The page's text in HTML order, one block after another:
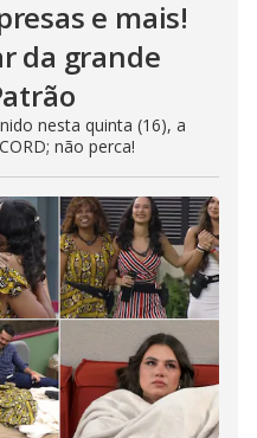
e mais!
da grande
nesta quinta (16), a
não perca!